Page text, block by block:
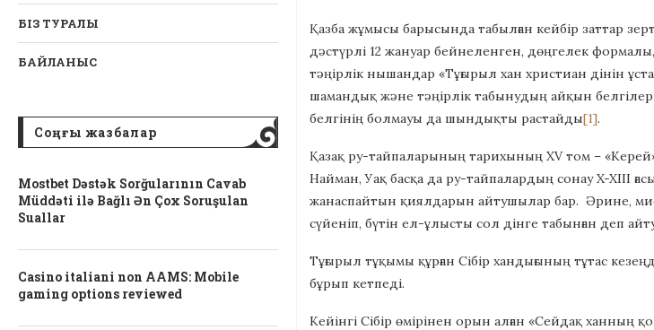
БІЗ ТУРАЛЫ
БАЙЛАНЫС
Соңғы жазбалар
Mostbet Dəstək Sorğularının Cavab
Müddəti ilə Bağlı Ən Çox Soruşulan
Suallar
Casino italiani non AAMS: Mobile
gaming options reviewed
Қазба жұмысы барысында табылған кейбір заттар
дәстүрлі 12 жануар бейнеленген, дөңгелек
тәңірлік нышандар «Тұғырыл хан христиан дінін
шамандық және тәңірлік табынудың айқын
белгінің болмауы да шындықты растайды[1].
Қазақ ру-тайпаларының тарихының XV том –
Найман, Уақ басқа да ру-тайпалардың сонау X-XIII
жанаспайтын қиялдарын айтушылар бар. Әрине,
сүйеніп, бүтін ел-ұлысты сол дінге табынған деп
Тұғырыл тұқымы құрған Сібір хандығының тұтас
бұрып кетпеді.
Кейінгі Сібір өмірінен орын алған «Сейдақ ханның